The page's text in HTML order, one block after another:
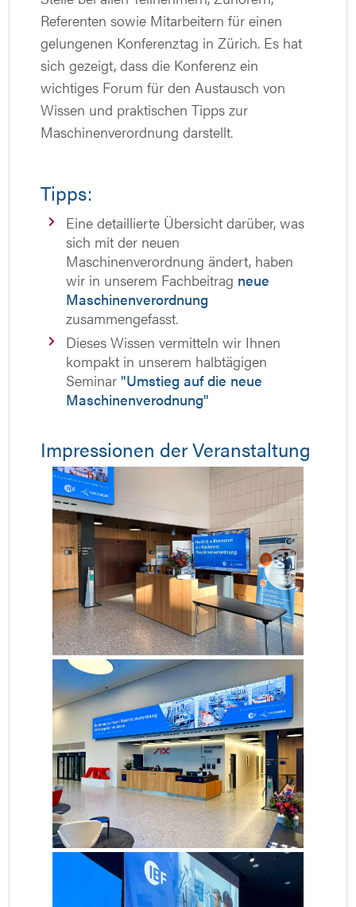
Referenten sowie Mitarbeitern für einen
gelungenen Konferenztag in Zürich. Es hat
sich gezeigt, dass die Konferenz ein
wichtiges Forum für den Austausch von
Wissen und praktischen Tipps zur
Maschinenverordnung darstellt.
Tipps:
Eine detaillierte Übersicht darüber, was
sich mit der neuen
Maschinenverordnung ändert, haben
wir in unserem Fachbeitrag neue
Maschinenverordnung
zusammengefasst.
Dieses Wissen vermitteln wir Ihnen
kompakt in unserem halbtägigen
Seminar "Umstieg auf die neue
Maschinenverodnung"
Impressionen der Veranstaltung